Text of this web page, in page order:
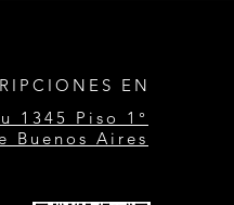
EN
1345 Piso 1°
Buenos Aires